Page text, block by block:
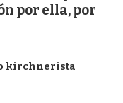
por ella, por
kirchnerista